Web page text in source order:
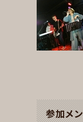
参加メ